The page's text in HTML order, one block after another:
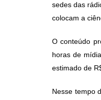
sedes das
colocam a
O conteúdo
horas de
estimado de
Nesse tempo